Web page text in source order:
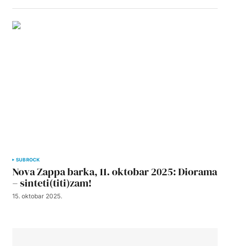
SUBROCK
Nova Zappa barka, 11. oktobar 2025: Diorama
– sinteti(titi)zam!
15. oktobar 2025.